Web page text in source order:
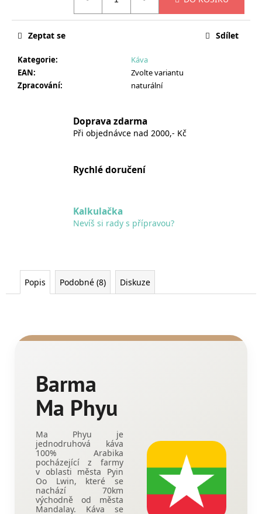
Kategorie:
Káva
EAN:
Zvolte variantu
Zpracování: naturální
Zeptat se Sdílet
Doprava zdarma
Při objednávce nad 2000,- Kč
Rychlé doručení
Kalkulačka
Nevíš si rady s přípravou?
Popis Podobné (8) Diskuze
Barma
Ma Phyu
Ma Phyu je
jednodruhová káva
100% Arabika
pocházející z farmy
v oblasti města Pyin
Oo Lwin, které se
nachází 70km
východně od města
Mandalay. Káva se